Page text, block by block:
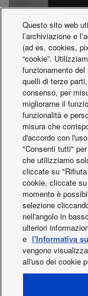
Versione
frontale,
Questo sito web
l’archiviazione e
(ad es. cookies,
“cookie”.
funzionamento
quelli di terze
consenso, per
migliorarne il
funzionalità e
misura che
d'accordo con
"Consenti tutti"
che utilizziamo
cliccate su
cookie, cliccate
momento è
selezione
nell'angolo in
ulteriori
e l'Informativa
vengono
all'uso dei cookie